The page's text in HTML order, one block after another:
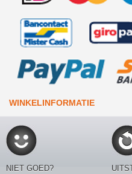
WINKELINFORMATIE
NIET GOED?